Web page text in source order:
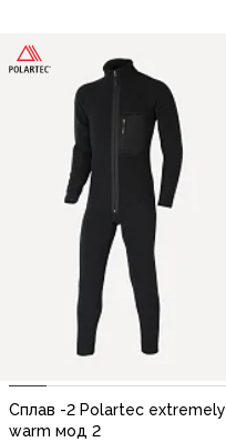
Сплав -2 Polartec extremely
warm мод 2